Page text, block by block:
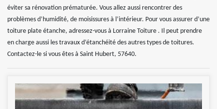
éviter sa rénovation prématurée. Vous allez aussi rencontrer des
problèmes d’humidité, de moisissures à l’intérieur. Pour vous assurer d’une
toiture plate étanche, adressez-vous à Lorraine Toiture . Il peut prendre
en charge aussi les travaux d’étanchéité des autres types de toitures.
Contactez-le si vous êtes à Saint Hubert, 57640.